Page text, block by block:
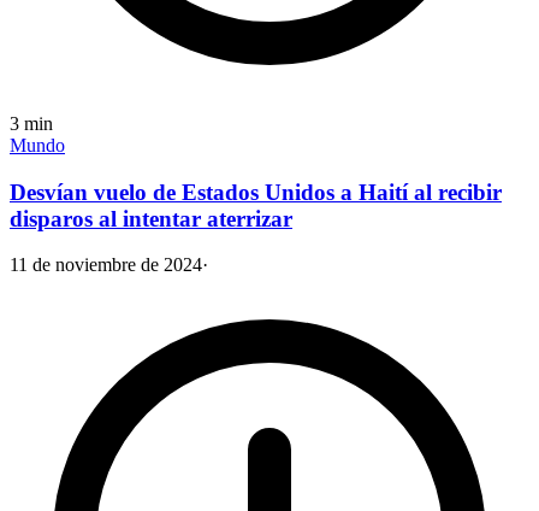
3 min
Mundo
Desvían vuelo de Estados Unidos a Haití al recibir
disparos al intentar aterrizar
11 de noviembre de 2024·